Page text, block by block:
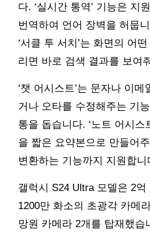
다. ‘실시간 통역’ 기능은 지
번역하여 언어 장벽을 허뭅
‘서클 투 서치’는 화면의 어
리면 바로 검색 결과를 보여
‘챗 어시스트’는 문자나 이
거나 오타를 수정해주는 기
통을 돕습니다. ‘노트 어시스
을 짧은 요약본으로 만들어
변환하는 기능까지 지원합니
갤럭시 S24 Ultra 모델은 2
1200만 화소의 초광각 카메
망원 카메라 2개를 탑재했습